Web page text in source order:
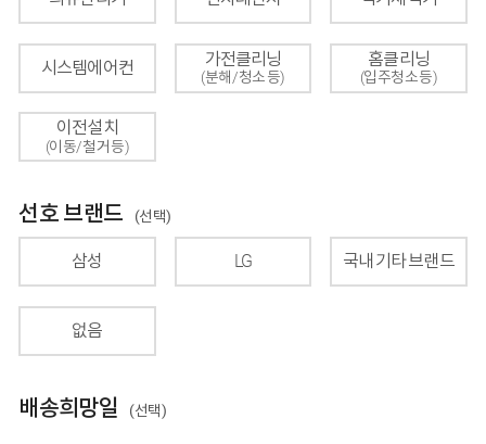
시스템에어컨 가전클리닝
(분해/청소 등)
홈클리닝
(입주청소 등)
이전설치
(이동/철거 등)
선호 브랜드 (선택)
삼성 LG 국내 기타 브랜드
없음
배송희망일 (선택)